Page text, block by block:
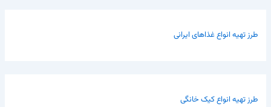
طرز تهیه انواع غذاهای ایرانی
طرز تهیه انواع کیک خانگی